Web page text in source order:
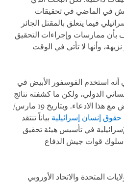
في الماضي في تحقيقات
فيما يتعلق بالمقتل الجائر
ممارسات وإجراءات التحقيق
وأنها لا تأتي في الوقت
أنه استخدم الفوسفور الأبيض في
الدولي، ولكن ما كشفته نتائج
هيومن رايتس ووتش يتعارض مع هذا الادعاء. وبتاريخ 19 مارس/
إنسان إسرائيلية بياناً تنتقد
في تأسيس هيئة تحقيق
سلوك قوات جيش الدفاع
المتحدة والاتحاد الأوروبي